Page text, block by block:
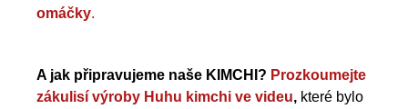
omáčky.
A jak připravujeme naše KIMCHI? Prozkoumejte
zákulisí výroby Huhu kimchi ve videu, které bylo